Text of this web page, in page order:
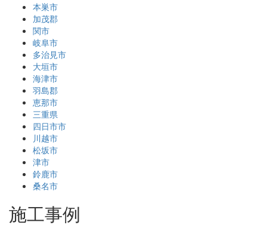
本巣市
加茂郡
関市
岐阜市
多治見市
大垣市
海津市
羽島郡
恵那市
三重県
四日市市
川越市
松坂市
津市
鈴鹿市
桑名市
施工事例